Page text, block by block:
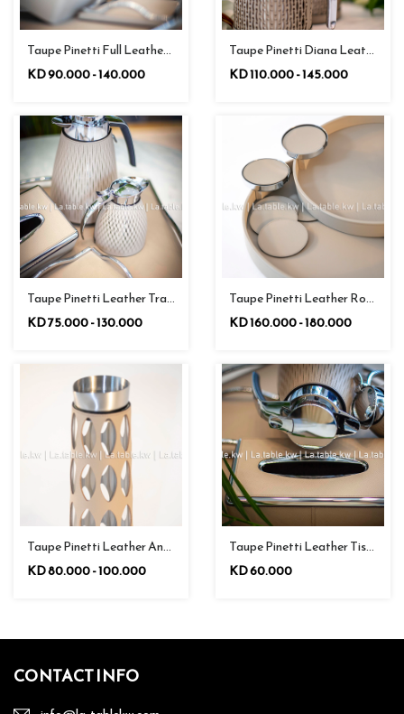
Taupe Pinetti Full Leather Carafe / إبريق من الجلد كامل باللون البني الفاتح
KD 90.000 - 140.000
Taupe Pinetti Diana Leather Carafe / ديانا بينيتي إبريق من الجلد باللون الرمادي الداكن
KD 110.000 - 145.000
Taupe Pinetti Leather Trays / بينيتي صينية من الجلد باللون رمادي داكن
KD 75.000 - 130.000
Taupe Pinetti Leather Round Tray / بينيتي صينية دائرية من الجلد باللون رمادي داكن
KD 160.000 - 180.000
Taupe Pinetti Leather And Glass Carafe
KD 80.000 - 100.000
Taupe Pinetti Leather Tissue Box / بينيتي علبة مناديل من الجلد باللون الرمادي الداكن
KD 60.000
CONTACT INFO